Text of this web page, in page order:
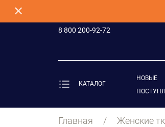
✕
8 800 200-92-72
КАТАЛОГ
НОВЫЕ
Главная Женские